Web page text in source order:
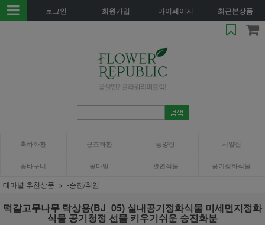
로그인 회원가입 마이페이지 최근본상품
축하화환 근조화환 동양란 서양란
꽃바구니 꽃다발 관엽식물 공기정화식물
테마별 추천상품 -승진/취임
떡갈고무나무 탁상용(BJ_05) 실내공기정화식물 미세먼지정화
식물 공기청정 선물 키우기쉬운 승진화분